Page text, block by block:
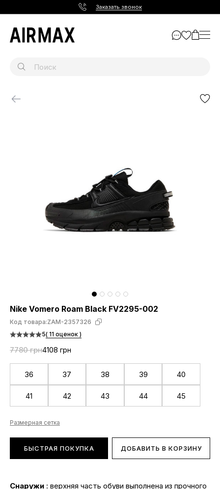
Заказать звонок
Nike Vomero Roam Black FV2295-002
Код товара:ZAM-2357326
5( 11 оценок )
7780 грн4108 грн
36 37 38 39 40
41 42 43 44 45
Размерная сетка
БЫСТРАЯ ПОКУПКА ДОБАВИТЬ В КОРЗИНУ
Снаружи : верхняя часть обуви выполнена из прочного